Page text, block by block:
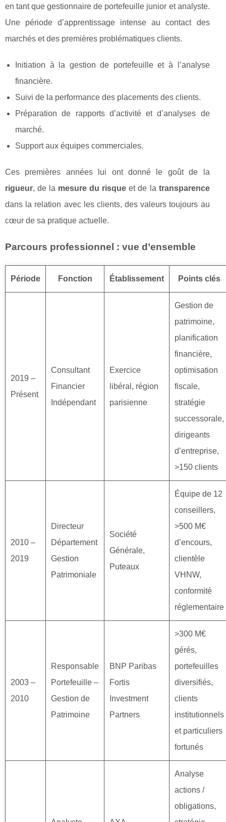
en tant que gestionnaire de portefeuille junior et analyste.
Une période d’apprentissage intense au contact des
marchés et des premières problématiques clients.
Initiation à la gestion de portefeuille et à l’analyse
financière.
Suivi de la performance des placements des clients.
Préparation de rapports d’activité et d’analyses de
marché.
Support aux équipes commerciales.
Ces premières années lui ont donné le goût de la
rigueur, de la mesure du risque et de la transparence
dans la relation avec les clients, des valeurs toujours au
cœur de sa pratique actuelle.
Parcours professionnel : vue d’ensemble
Période Fonction Établissement Points clés
2019 –
Présent
Consultant
Financier
Indépendant
Exercice
libéral, région
parisienne
Gestion de
patrimoine,
planification
financière,
optimisation
fiscale,
stratégie
successorale,
dirigeants
d’entreprise,
>150 clients
2010 –
2019
Directeur
Département
Gestion
Patrimoniale
Société
Générale,
Puteaux
Équipe de 12
conseillers,
>500 M€
d’encours,
clientèle
VHNW,
conformité
réglementaire
2003 –
2010
Responsable
Portefeuille –
Gestion de
Patrimoine
BNP Paribas
Fortis
Investment
Partners
>300 M€
gérés,
portefeuilles
diversifiés,
clients
institutionnels
et particuliers
fortunés
Analyse
actions /
obligations,